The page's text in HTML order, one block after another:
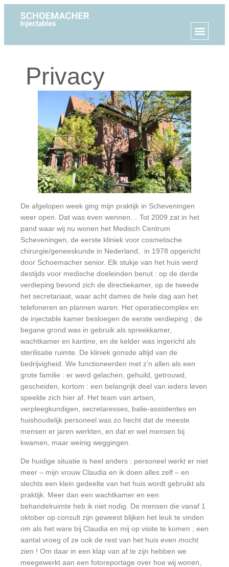
Privacy
De afgelopen week ging mijn praktijk in Scheveningen
weer open. Dat was even wennen… Tot 2009 zat in het
pand waar wij nu wonen het Medisch Centrum
Scheveningen, de eerste kliniek voor cosmetische
chirurgie/geneeskunde in Nederland, in 1978 opgericht
door Schoemacher senior. Elk stukje van het huis werd
destijds voor medische doeleinden benut : op de derde
verdieping bevond zich de directiekamer, op de tweede
het secretariaat, waar acht dames de hele dag aan het
telefoneren en plannen waren. Het operatiecomplex en
de injectable kamer besloegen de eerste verdieping ; de
begane grond was in gebruik als spreekkamer,
wachtkamer en kantine, en de kelder was ingericht als
sterilisatie ruimte. De kliniek gonsde altijd van de
bedrijvigheid. We functioneerden met z’n allen als een
grote familie : er werd gelachen, gehuild, getrouwd,
gescheiden, kortom : een belangrijk deel van ieders leven
speelde zich hier af. Het team van artsen,
verpleegkundigen, secretaresses, balie-assistentes en
huishoudelijk personeel was zo hecht dat de meeste
mensen er jaren werkten, en dat er wel mensen bij
kwamen, maar weinig weggingen.
De huidige situatie is heel anders : personeel werkt er niet
meer – mijn vrouw Claudia en ik doen alles zelf – en
slechts een klein gedeelte van het huis wordt gebruikt als
praktijk. Meer dan een wachtkamer en een
behandelruimte heb ik niet nodig. De mensen die vanaf 1
oktober op consult zijn geweest blijken het leuk te vinden
om als het ware bij Claudia en mij op visite te komen ; een
aantal vroeg of ze ook de rest van het huis even mocht
zien ! Om daar in een klap van af te zijn hebben we
meegewerkt aan een fotoreportage over hoe wij wonen,